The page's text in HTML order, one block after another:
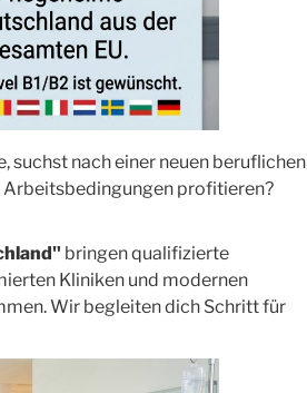
suchst nach einer neuen beruflichen
profitieren?
bringen qualifizierte
Kliniken und modernen
Wir begleiten dich Schritt für